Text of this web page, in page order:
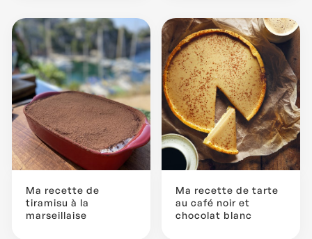
Ma recette de
tiramisu à la
marseillaise
Ma recette de tarte
au café noir et
chocolat blanc